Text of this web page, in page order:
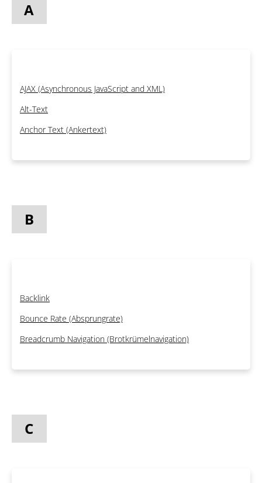
A
AJAX (Asynchronous JavaScript and XML)
Alt-Text
Anchor Text (Ankertext)
B
Backlink
Bounce Rate (Absprungrate)
Breadcrumb Navigation (Brotkrümelnavigation)
C